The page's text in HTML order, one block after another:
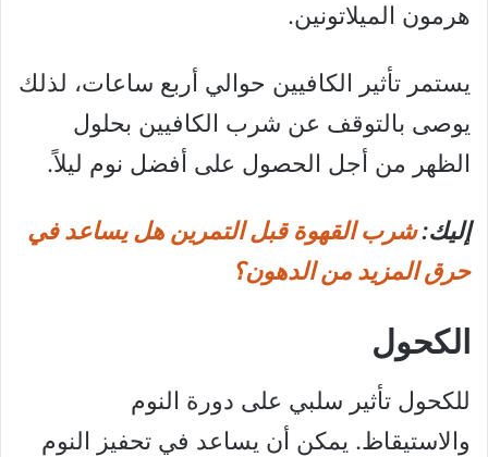
هرمون الميلاتونين.
يستمر تأثير الكافيين حوالي أربع ساعات، لذلك
يوصى بالتوقف عن شرب الكافيين بحلول
الظهر من أجل الحصول على أفضل نوم ليلاً.
إليك:شرب القهوة قبل التمرين هل يساعد في
حرق المزيد من الدهون؟
الكحول
للكحول تأثير سلبي على دورة النوم
والاستيقاظ. يمكن أن يساعد في تحفيز النوم